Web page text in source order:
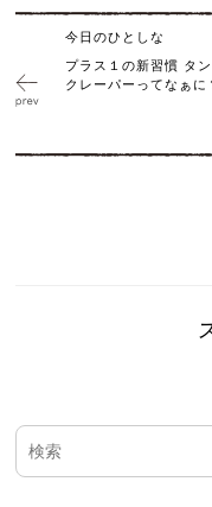
今日のひとしな
プラス１の新習慣 タン
クレーパーってなぁに